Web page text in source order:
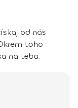
od nás
toho
na teba.